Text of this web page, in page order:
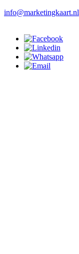
info@marketingkaart.nl